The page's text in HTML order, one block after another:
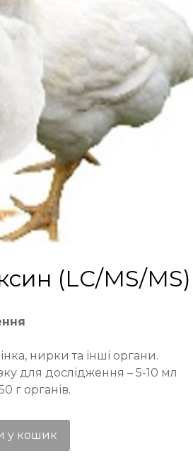
(LC/MS/MS)
нирки та інші органи.
для дослідження – 5-10 мл
г органів.
у кошик